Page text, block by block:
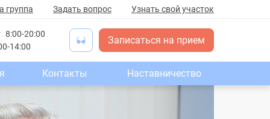
группа Задать вопрос Узнать свой участок
8:00-20:00
14:00
Записаться на прием
Контакты Наставничество